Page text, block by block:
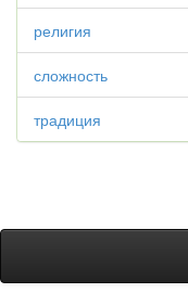
религия
сложность
традиция